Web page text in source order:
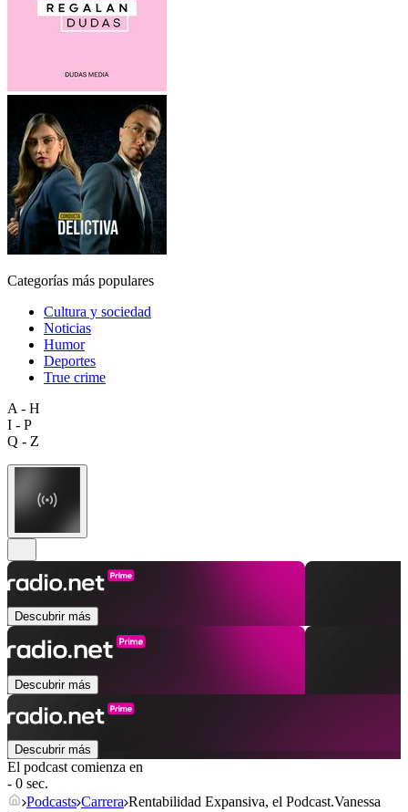
Categorías más populares
Cultura y sociedad
Noticias
Humor
Deportes
True crime
A - H
I - P
Q - Z
Descubrir más
Descubrir más
Descubrir más
El podcast comienza en
- 0 sec.
Podcasts Carrera Rentabilidad Expansiva, el Podcast.Vanessa